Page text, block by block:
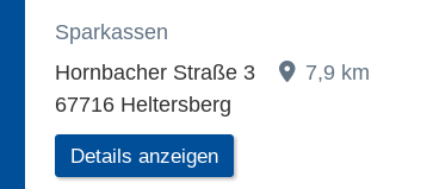
Sparkassen
Hornbacher Straße 3
7,9 km
67716 Heltersberg
Details anzeigen